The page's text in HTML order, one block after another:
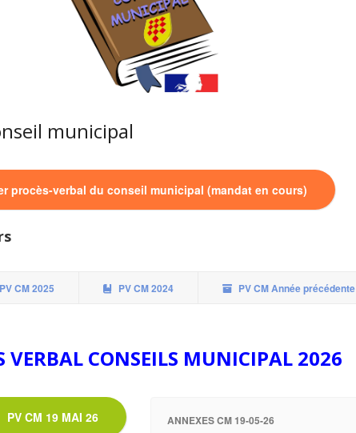
municipal
procès-verbal du conseil municipal (mandat en cours)
PV CM 2025 PV CM 2024 PV CM Année précédente
VERBAL CONSEILS MUNICIPAL 2026
PV CM 19 MAI 26 ANNEXES CM 19-05-26